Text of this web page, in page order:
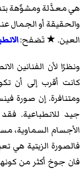
هي معدَّلة ومشوَّهة
والحقيقة أو الجمال
العين. ★ تَصَفح:
ونظرًا لأن الفنانين
كانت أقرب إلى أن
ومتنافرة. إن صورة
جيد للانطباعية.
الأجسام السماوية،
فالصورة الزيتية هي
فان جوخ أكثر من